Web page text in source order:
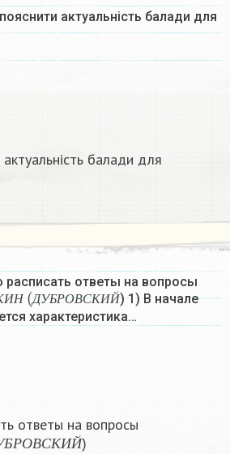
актуальність балади для
балади для
расписать ответы на вопросы
И Н
ИН
Д УБР ОВ СКИЙ
(ДУБР ОВСКИЙ
) 1) В начале
характеристика…
ответы на вопросы
Б Р О В С КИ Й
БРОВСК ИЙ
)